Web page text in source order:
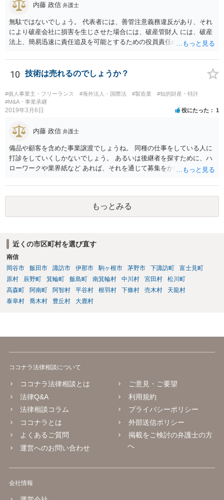
内藤 政信 弁護士
無駄ではないでしょう。 代表者には、善管注意義務違反があり、それ
により破産会社に損害を生じさせた場合には、破産管財人 には、破産
法上、簡易迅速に責任追及を可能とするための役員責任の査定申立て
10 技術は売れるのでしょうか？
#個人事業主・フリーランス #海外法人・国際法 #製造業
#知的財産・特許
#M&A・事業承継
2019年3月6日 役にたった 1
内藤 政信 弁護士
備品や顧客を含めた事業譲渡でしょうね。 同種の仕事をしている人に
打診をしていくしかないでしょう。 あるいは後継者を探すために、ハ
ローワークや業界紙など あれば、それを通じて募集をかけてみるか。
もっとみる
近くの市区町村を選び直す
南信
岡谷市
飯田市 諏訪市 伊那市 駒ヶ根市 茅野市 下諏訪町
富士見町
原村
辰野町 箕輪町 飯島町 南箕輪村 中川村 宮田村
松川町
高森町
阿南町 阿智村 平谷村 根羽村 下條村 売木村
天龍村
泰阜村
喬木村 豊丘村 大鹿村
ココナラ法律相談について
ココナラ法律相談とは
法律Q&A
法律相談コラム
ココナラとは
よくあるご質問
運営へのお問い合わせ
ご意見・ご要望
利用規約
プライバシーポリシー
外部送信ポリシー
掲載をご検討の弁護士の方
へ
会社情報